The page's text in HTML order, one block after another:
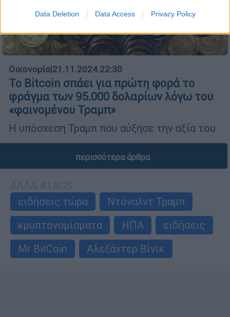
Data Deletion Data Access Privacy Policy
Οικονομία|21.11.2024 22:30
Το Bitcoin σπάει για πρώτη φορά το
φράγμα των 95.000 δολαρίων λόγω του
«φαινομένου Τραμπ»
Η υπόσχεση Τραμπ που αύξησε την αξία του
περισσότερα άρθρα
ειδήσεις τώρα
Ντόναλντ Τραμπ
κρυπτονομίσματα
ΗΠΑ
ειδήσεις
Mr BitCoin
Αλεξάντερ Βίνικ